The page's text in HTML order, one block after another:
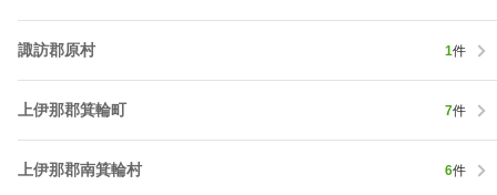
諏訪郡原村 1件
上伊那郡箕輪町 7件
上伊那郡南箕輪村 6件